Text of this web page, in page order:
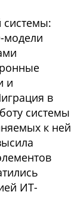
системы:
и
в
системы
к ней
ИТ-